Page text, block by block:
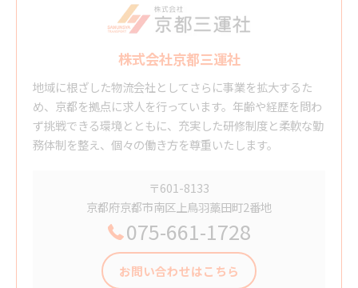
株式会社京都三運社
地域に根ざした物流会社としてさらに事業を拡大するた
め、京都を拠点に求人を行っています。年齢や経歴を問わ
ず挑戦できる環境とともに、充実した研修制度と柔軟な勤
務体制を整え、個々の働き方を尊重いたします。
〒601-8133
京都府京都市南区上鳥羽藁田町2番地
075-661-1728
お問い合わせはこちら